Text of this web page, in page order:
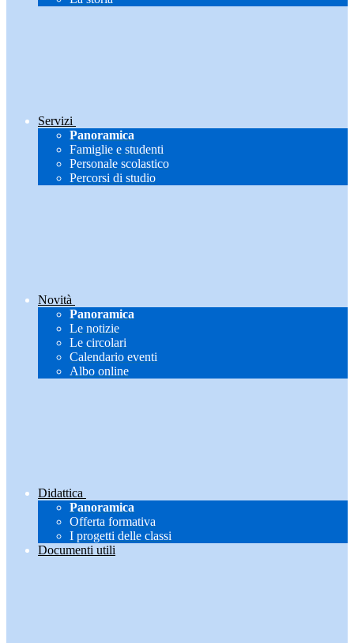
Servizi
Panoramica
Famiglie e studenti
Personale scolastico
Percorsi di studio
Novità
Panoramica
Le notizie
Le circolari
Calendario eventi
Albo online
Didattica
Panoramica
Offerta formativa
I progetti delle classi
Documenti utili